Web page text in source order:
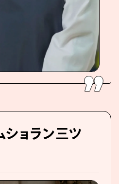
ショラン三ツ